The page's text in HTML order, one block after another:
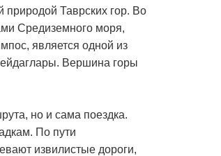
Таврских гор. Во
Средиземного моря,
является одной из
Вершина горы
но и сама поездка.
По пути
извилистые дороги,